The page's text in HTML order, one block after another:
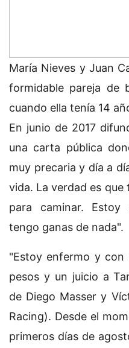
María Nieves y Juan
formidable pareja de
cuando ella tenía 14
En junio de 2017
una carta pública
muy precaria y día a
vida. La verdad es
para caminar.
tengo ganas de nada".
"Estoy enfermo y con
pesos y un juicio a
de Diego Masser y
Racing). Desde el
primeros días de